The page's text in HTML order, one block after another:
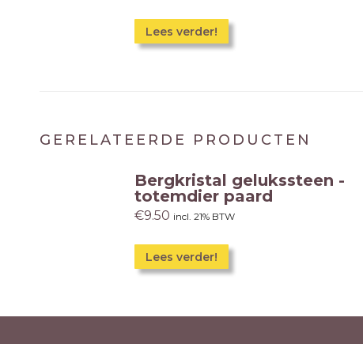
Lees verder!
GERELATEERDE PRODUCTEN
Bergkristal gelukssteen -
totemdier paard
€9.50 incl. 21% BTW
Lees verder!